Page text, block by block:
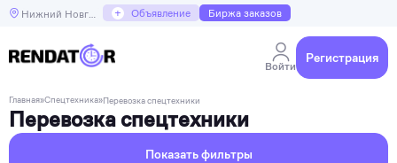
Нижний Новгород + Объявление Биржа заказов
Войти
Регистрация
Главная»Спецтехника»Перевозка спецтехники
Перевозка спецтехники
Показать фильтры